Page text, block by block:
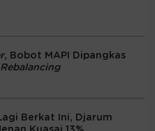
, Bobot MAPI Dipangkas
Rebalancing
Berkat Ini, Djarum